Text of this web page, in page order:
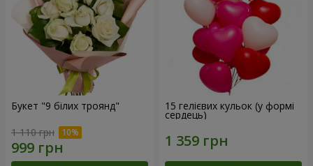
Букет "9 білих троянд"
1 110 грн
15 гелієвих кульок (у формі
сердець)